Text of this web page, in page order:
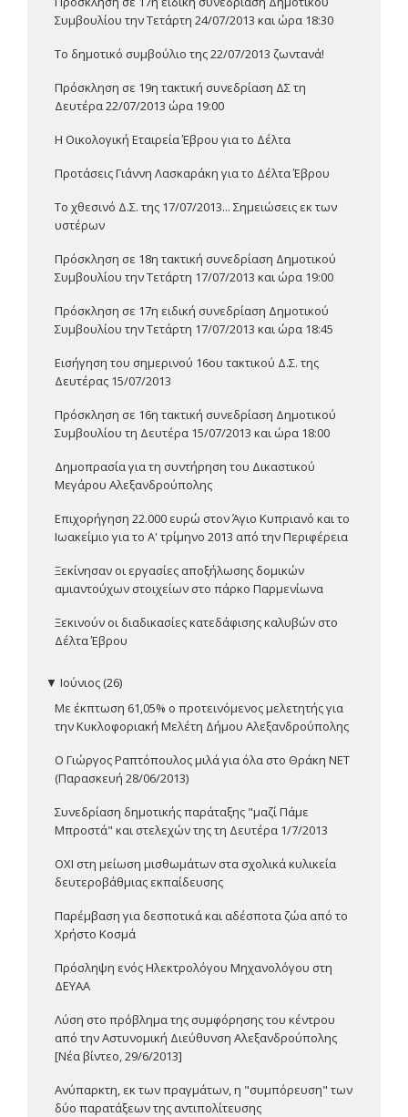
Συμβουλίου την Τετάρτη 24/07/2013 και ώρα 18:30
Το δημοτικό συμβούλιο της 22/07/2013 ζωντανά!
Πρόσκληση σε 19η τακτική συνεδρίαση ΔΣ τη
Δευτέρα 22/07/2013 ώρα 19:00
Η Οικολογική Εταιρεία Έβρου για το Δέλτα
Προτάσεις Γιάννη Λασκαράκη για το Δέλτα Έβρου
Το χθεσινό Δ.Σ. της 17/07/2013... Σημειώσεις εκ των
υστέρων
Πρόσκληση σε 18η τακτική συνεδρίαση Δημοτικού
Συμβουλίου την Τετάρτη 17/07/2013 και ώρα 19:00
Πρόσκληση σε 17η ειδική συνεδρίαση Δημοτικού
Συμβουλίου την Τετάρτη 17/07/2013 και ώρα 18:45
Εισήγηση του σημερινού 16ου τακτικού Δ.Σ. της
Δευτέρας 15/07/2013
Πρόσκληση σε 16η τακτική συνεδρίαση Δημοτικού
Συμβουλίου τη Δευτέρα 15/07/2013 και ώρα 18:00
Δημοπρασία για τη συντήρηση του Δικαστικού
Μεγάρου Αλεξανδρούπολης
Επιχορήγηση 22.000 ευρώ στον Άγιο Κυπριανό και το
Ιωακείμιο για το Α' τρίμηνο 2013 από την Περιφέρεια
Ξεκίνησαν οι εργασίες αποξήλωσης δομικών
αμιαντούχων στοιχείων στο πάρκο Παρμενίωνα
Ξεκινούν οι διαδικασίες κατεδάφισης καλυβών στο
Δέλτα Έβρου
▼ Ιούνιος (26)
Με έκπτωση 61,05% ο προτεινόμενος μελετητής για
την Κυκλοφοριακή Μελέτη Δήμου Αλεξανδρούπολης
Ο Γιώργος Ραπτόπουλος μιλά για όλα στο Θράκη ΝΕΤ
(Παρασκευή 28/06/2013)
Συνεδρίαση δημοτικής παράταξης "μαζί Πάμε
Μπροστά" και στελεχών της τη Δευτέρα 1/7/2013
ΟΧΙ στη μείωση μισθωμάτων στα σχολικά κυλικεία
δευτεροβάθμιας εκπαίδευσης
Παρέμβαση για δεσποτικά και αδέσποτα ζώα από το
Χρήστο Κοσμά
Πρόσληψη ενός Ηλεκτρολόγου Μηχανολόγου στη
ΔΕΥΑΑ
Λύση στο πρόβλημα της συμφόρησης του κέντρου
από την Αστυνομική Διεύθυνση Αλεξανδρούπολης
[Νέα βίντεο, 29/6/2013]
Ανύπαρκτη, εκ των πραγμάτων, η "συμπόρευση" των
δύο παρατάξεων της αντιπολίτευσης